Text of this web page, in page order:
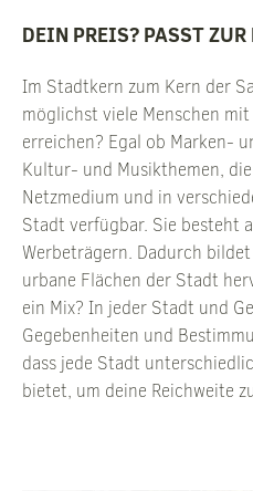
DEIN PREIS? PASST
Im Stadtkern zum Kern der
möglichst viele Menschen
erreichen? Egal ob Marken-
Kultur- und Musikthemen,
Netzmedium und in
Stadt verfügbar. Sie besteht
Werbeträgern. Dadurch
urbane Flächen der Stadt
ein Mix? In jeder Stadt und
Gegebenheiten und
dass jede Stadt
bietet, um deine Reichweite